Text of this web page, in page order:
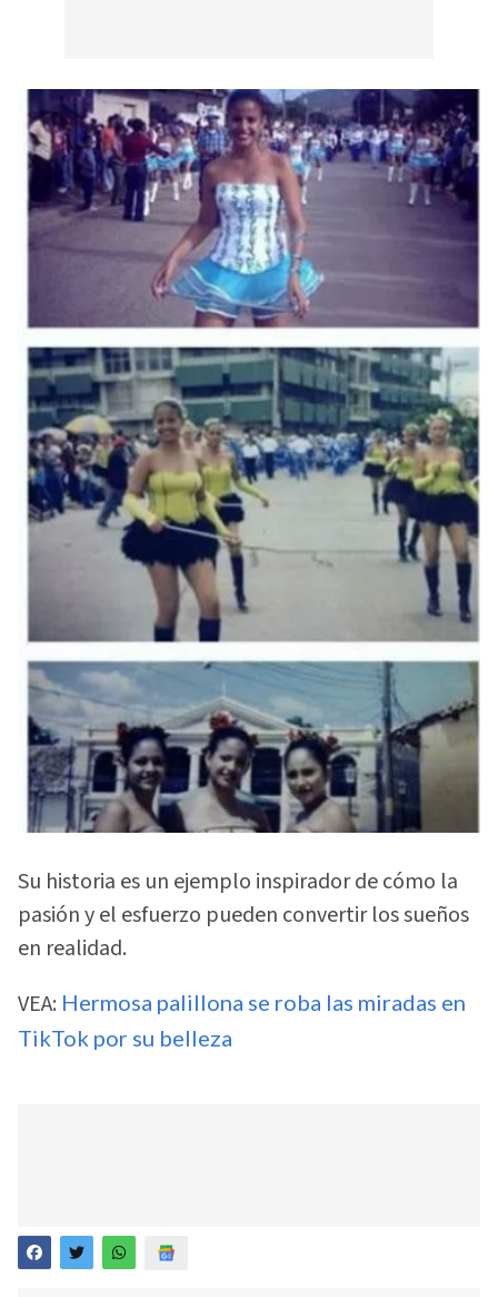
Su historia es un ejemplo inspirador de cómo la
pasión y el esfuerzo pueden convertir los sueños
en realidad.
VEA: Hermosa palillona se roba las miradas en
TikTok por su belleza